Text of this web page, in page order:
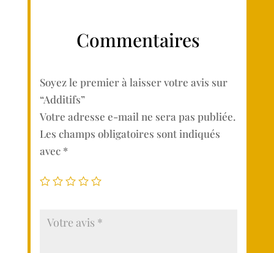
Commentaires
Soyez le premier à laisser votre avis sur
“Additifs”
Votre adresse e-mail ne sera pas publiée.
Les champs obligatoires sont indiqués
avec *